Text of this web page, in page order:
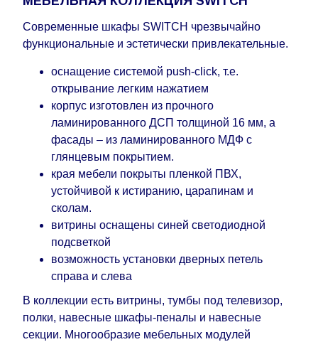
Современные шкафы SWITCH чрезвычайно
функциональные и эстетически привлекательные.
оснащение системой push-click, т.е.
открывание легким нажатием
корпус изготовлен из прочного
ламинированного ДСП толщиной 16 мм, а
фасады – из ламинированного МДФ с
глянцевым покрытием.
края мебели покрыты пленкой ПВХ,
устойчивой к истиранию, царапинам и
сколам.
витрины оснащены синей светодиодной
подсветкой
возможность установки дверных петель
справа и слева
В коллекции есть витрины, тумбы под телевизор,
полки, навесные шкафы-пеналы и навесные
секции. Многообразие мебельных модулей